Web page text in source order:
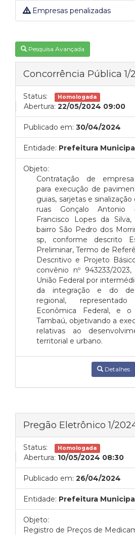
Empresas penalizadas
Pesquisa Avançada
Concorrência Pública 1/
Status: Homologada
Abertura: 22/05/2024 09:00
Publicado em: 30/04/2024
Entidade: Prefeitura
Objeto:
Contratação de empresa
para execução de
guias, sarjetas e
ruas Gonçalo
Francisco Lopes da Silva,
bairro São Pedro dos
sp, conforme descrito
Preliminar, Termo de
Descritivo e Projeto
convênio nº 943233/
União Federal por
da integração e do
regional,
Econômica Federal, e
Tambaú, objetivando a
relativas ao
territorial e urbano.
Detalhes
Pregão Eletrônico 1/
Status: Homologada
Abertura: 10/05/2024 08:30
Publicado em: 26/04/2024
Entidade: Prefeitura
Objeto:
Registro de Preços de